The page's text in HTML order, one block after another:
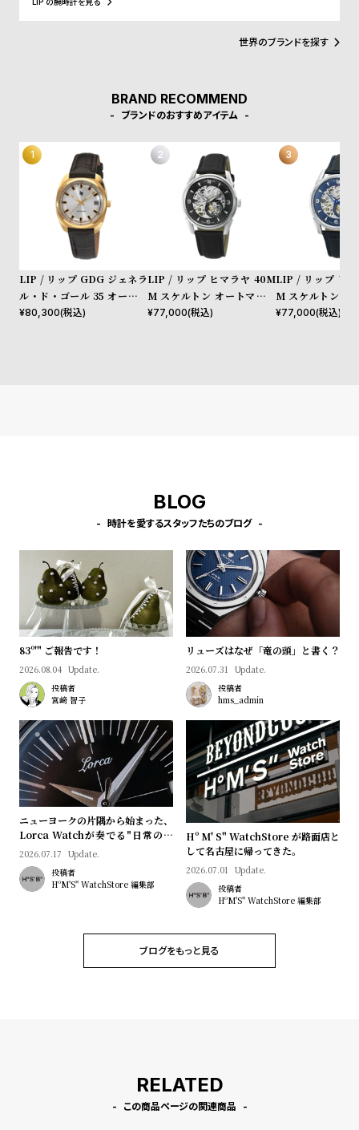
P
e
o
時
計
保
証
プ
ラ
ス
刻
印
サ
ー
ビ
ス
よ
く
あ
る
質
お
問
い
合
わ
ど、現在に至るまで多くの著名人にも愛されています。
世界のブランドを探す
BRAND RECOMMEND
ブランドのおすすめアイテム
LIP / リップ GDG ジェネラ
ル・ド・ゴール 35 オートマ
チック ゴールド ブラウンレ
¥80,300(税込)
LIP / リップ ヒマラヤ 40M
M スケルトン オートマチッ
ク ブラック
¥77,000(税込)
LIP / リップ ヒ
M スケルトン オ
ク ブルー
¥77,000(税込)
BLOG
時計を愛するスタッフたちのブログ
83º'" ご報告です！
2026.08.04 Update.
投稿者
宮﨑 智子
リューズはなぜ「竜の頭」と書く？
2026.07.31 Update.
投稿者
hms_admin
ニューヨークの片隅から始まった、
Lorca Watchが奏でる"日常のロ
マン"｜Brand Picks #08
2026.07.17 Update.
投稿者
HºM'S" WatchStore 編集部
Hº M' S" WatchStore が路面店と
して名古屋に帰ってきた。
2026.07.01 Update.
投稿者
HºM'S" WatchStore 編集部
ブログをもっと見る
RELATED
この商品ページの関連商品